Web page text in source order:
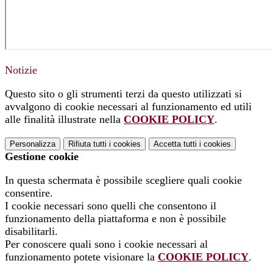
Notizie
Questo sito o gli strumenti terzi da questo utilizzati si
avvalgono di cookie necessari al funzionamento ed utili
alle finalità illustrate nella COOKIE POLICY.
Personalizza Rifiuta tutti i cookies Accetta tutti i cookies
Gestione cookie
In questa schermata è possibile scegliere quali cookie
consentire.
I cookie necessari sono quelli che consentono il
funzionamento della piattaforma e non è possibile
disabilitarli.
Per conoscere quali sono i cookie necessari al
funzionamento potete visionare la COOKIE POLICY.